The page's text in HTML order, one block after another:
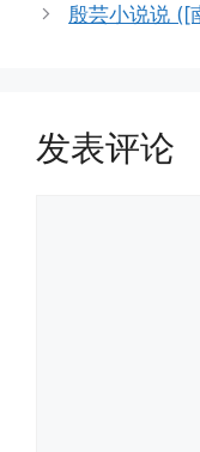
殷芸小说说 ([
发表评论